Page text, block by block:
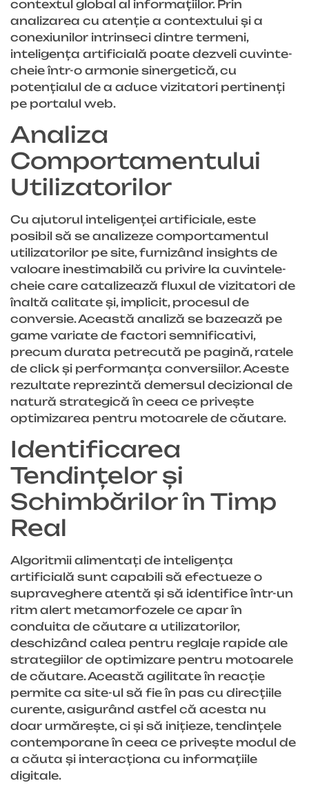
contextul global al informațiilor. Prin
analizarea cu atenție a contextului și a
conexiunilor intrinseci dintre termeni,
inteligența artificială poate dezveli cuvinte-
cheie într-o armonie sinergetică, cu
potențialul de a aduce vizitatori pertinenți
pe portalul web.
Analiza
Comportamentului
Utilizatorilor
Cu ajutorul inteligenței artificiale, este
posibil să se analizeze comportamentul
utilizatorilor pe site, furnizând insights de
valoare inestimabilă cu privire la cuvintele-
cheie care catalizează fluxul de vizitatori de
înaltă calitate și, implicit, procesul de
conversie. Această analiză se bazează pe
game variate de factori semnificativi,
precum durata petrecută pe pagină, ratele
de click și performanța conversiilor. Aceste
rezultate reprezintă demersul decizional de
natură strategică în ceea ce privește
optimizarea pentru motoarele de căutare.
Identificarea
Tendințelor și
Schimbărilor în Timp
Real
Algoritmii alimentați de inteligența
artificială sunt capabili să efectueze o
supraveghere atentă și să identifice într-un
ritm alert metamorfozele ce apar în
conduita de căutare a utilizatorilor,
deschizând calea pentru reglaje rapide ale
strategiilor de optimizare pentru motoarele
de căutare. Această agilitate în reacție
permite ca site-ul să fie în pas cu direcțiile
curente, asigurând astfel că acesta nu
doar urmărește, ci și să inițieze, tendințele
contemporane în ceea ce privește modul de
a căuta și interacționa cu informațiile
digitale.